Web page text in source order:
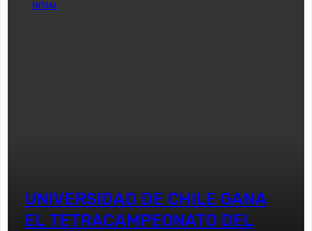
FUTSAL
UNIVERSIDAD DE CHILE GANA
EL TETRACAMPEONATO DEL